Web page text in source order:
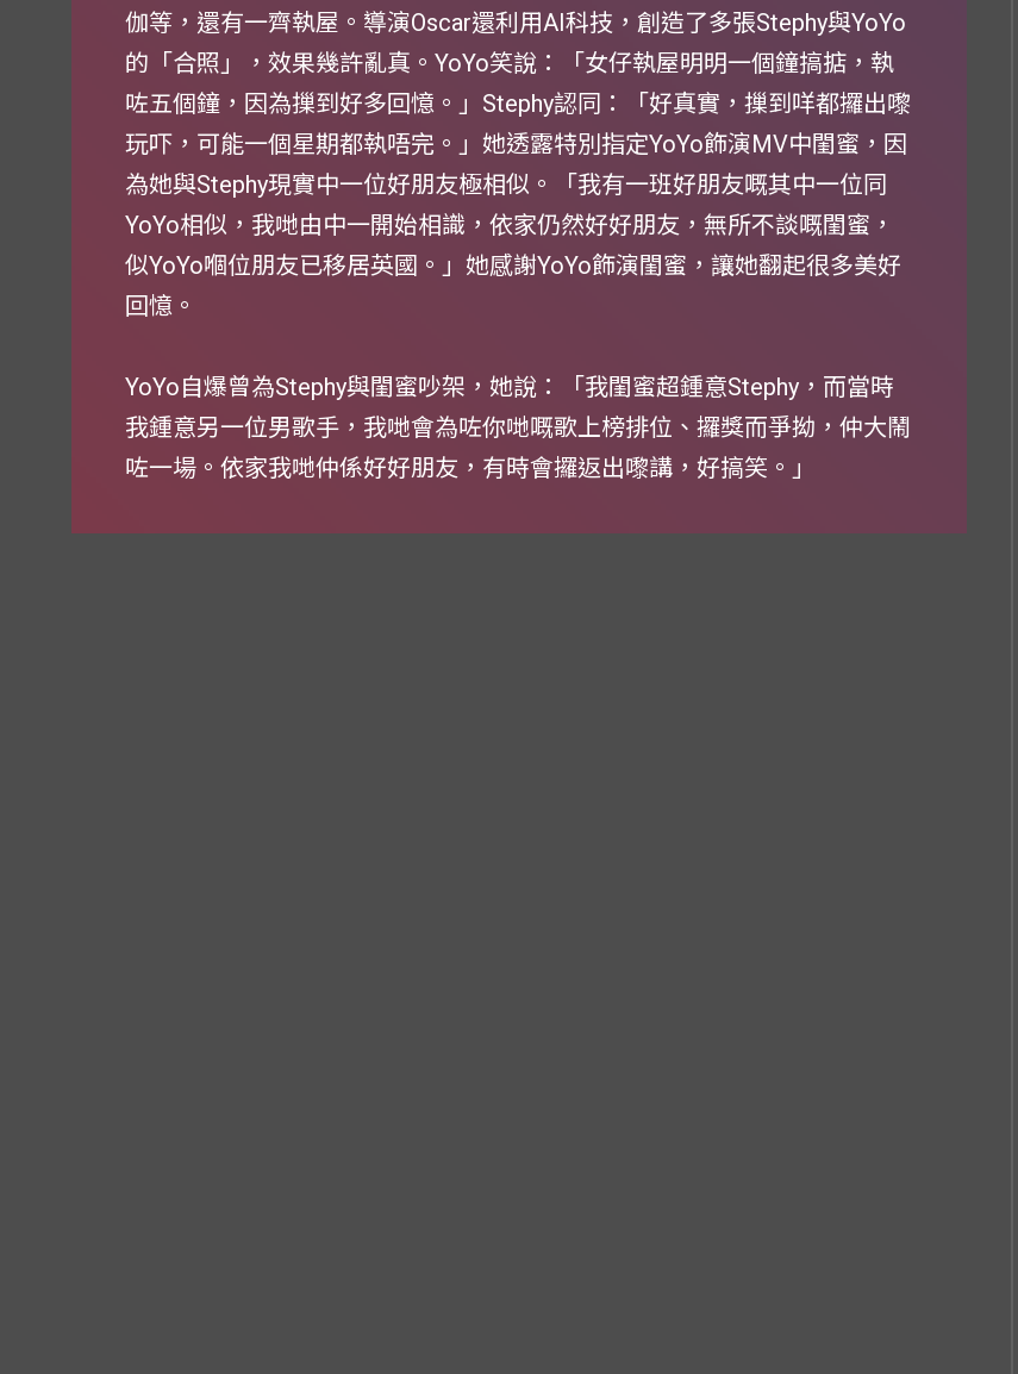
伽等，還有一齊執屋。導演Oscar還利用AI科技，創造了多張Stephy與YoYo
的「合照」，效果幾許亂真。YoYo笑說：「女仔執屋明明一個鐘搞掂，執
咗五個鐘，因為摷到好多回憶。」Stephy認同：「好真實，摷到咩都攞出嚟
玩吓，可能一個星期都執唔完。」她透露特別指定YoYo飾演MV中閨蜜，因
為她與Stephy現實中一位好朋友極相似。「我有一班好朋友嘅其中一位同
YoYo相似，我哋由中一開始相識，依家仍然好好朋友，無所不談嘅閨蜜，
似YoYo嗰位朋友已移居英國。」她感謝YoYo飾演閨蜜，讓她翻起很多美好
回憶。
YoYo自爆曾為Stephy與閨蜜吵架，她說：「我閨蜜超鍾意Stephy，而當時
我鍾意另一位男歌手，我哋會為咗你哋嘅歌上榜排位、攞獎而爭拗，仲大鬧
咗一場。依家我哋仲係好好朋友，有時會攞返出嚟講，好搞笑。」